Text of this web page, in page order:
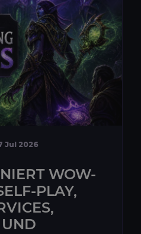
Jul 2026
WOW-
PLAY,